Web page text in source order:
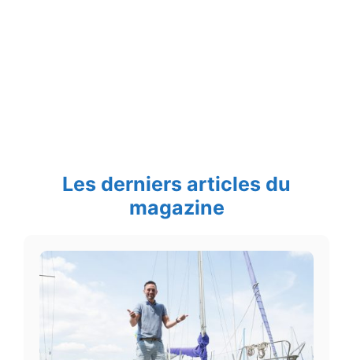
Les derniers articles du
magazine